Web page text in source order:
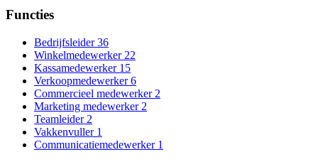
Functies
Bedrijfsleider 36
Winkelmedewerker 22
Kassamedewerker 15
Verkoopmedewerker 6
Commercieel medewerker 2
Marketing medewerker 2
Teamleider 2
Vakkenvuller 1
Communicatiemedewerker 1